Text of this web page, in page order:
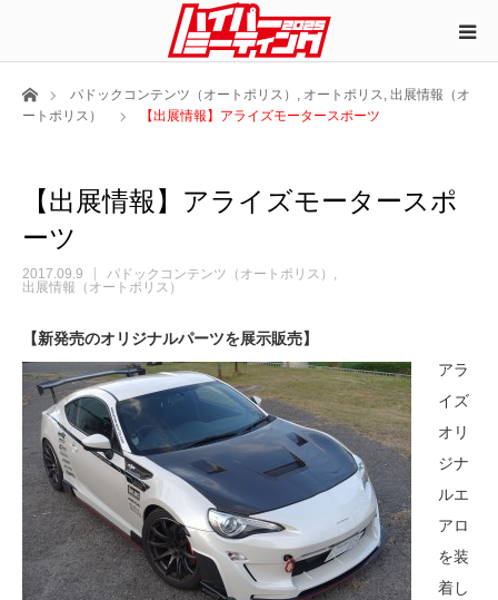
ホームパドックコンテンツ（オートポリス） , オートポリス, 出展情報（オ
ートポリス）
【出展情報】アライズモータースポーツ
【出展情報】アライズモータースポ
ーツ
2017.09.9
パドックコンテンツ（オートポリス）
出展情報（オートポリス）
【新発売のオリジナルパーツを展示販売】
アラ
イズ
オリ
ジナ
ルエ
アロ
を装
着し